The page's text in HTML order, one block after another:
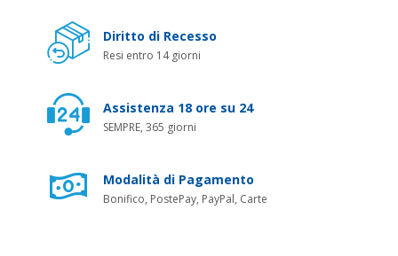
Diritto di Recesso
Resi entro 14 giorni
Assistenza 18 ore su 24
SEMPRE, 365 giorni
Modalità di Pagamento
Bonifico, PostePay, PayPal, Carte